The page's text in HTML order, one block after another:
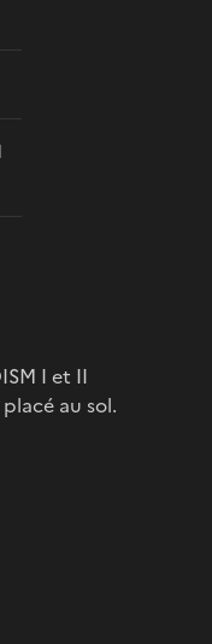
I et II
au sol.